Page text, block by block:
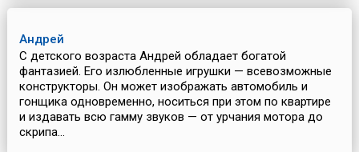
Андрей
С детского возраста Андрей обладает богатой
фантазией. Его излюбленные игрушки — всевозможные
конструкторы. Он может изображать автомобиль и
гонщика одновременно, носиться при этом по квартире
и издавать всю гамму звуков — от урчания мотора до
скрипа...